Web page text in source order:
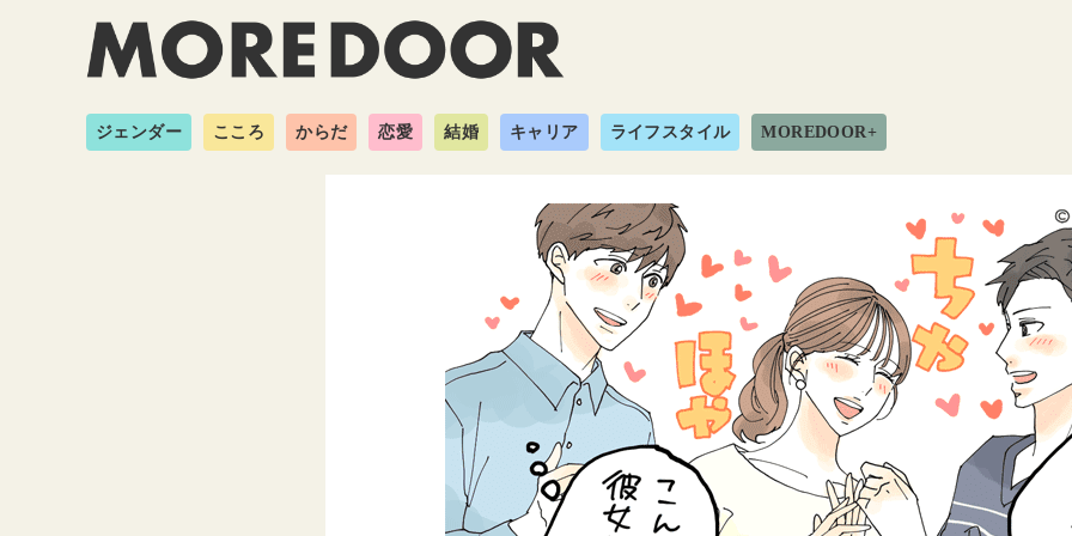
ジェンダー こころ からだ 恋愛 結婚 キャリア ライフスタイル MOREDOOR+